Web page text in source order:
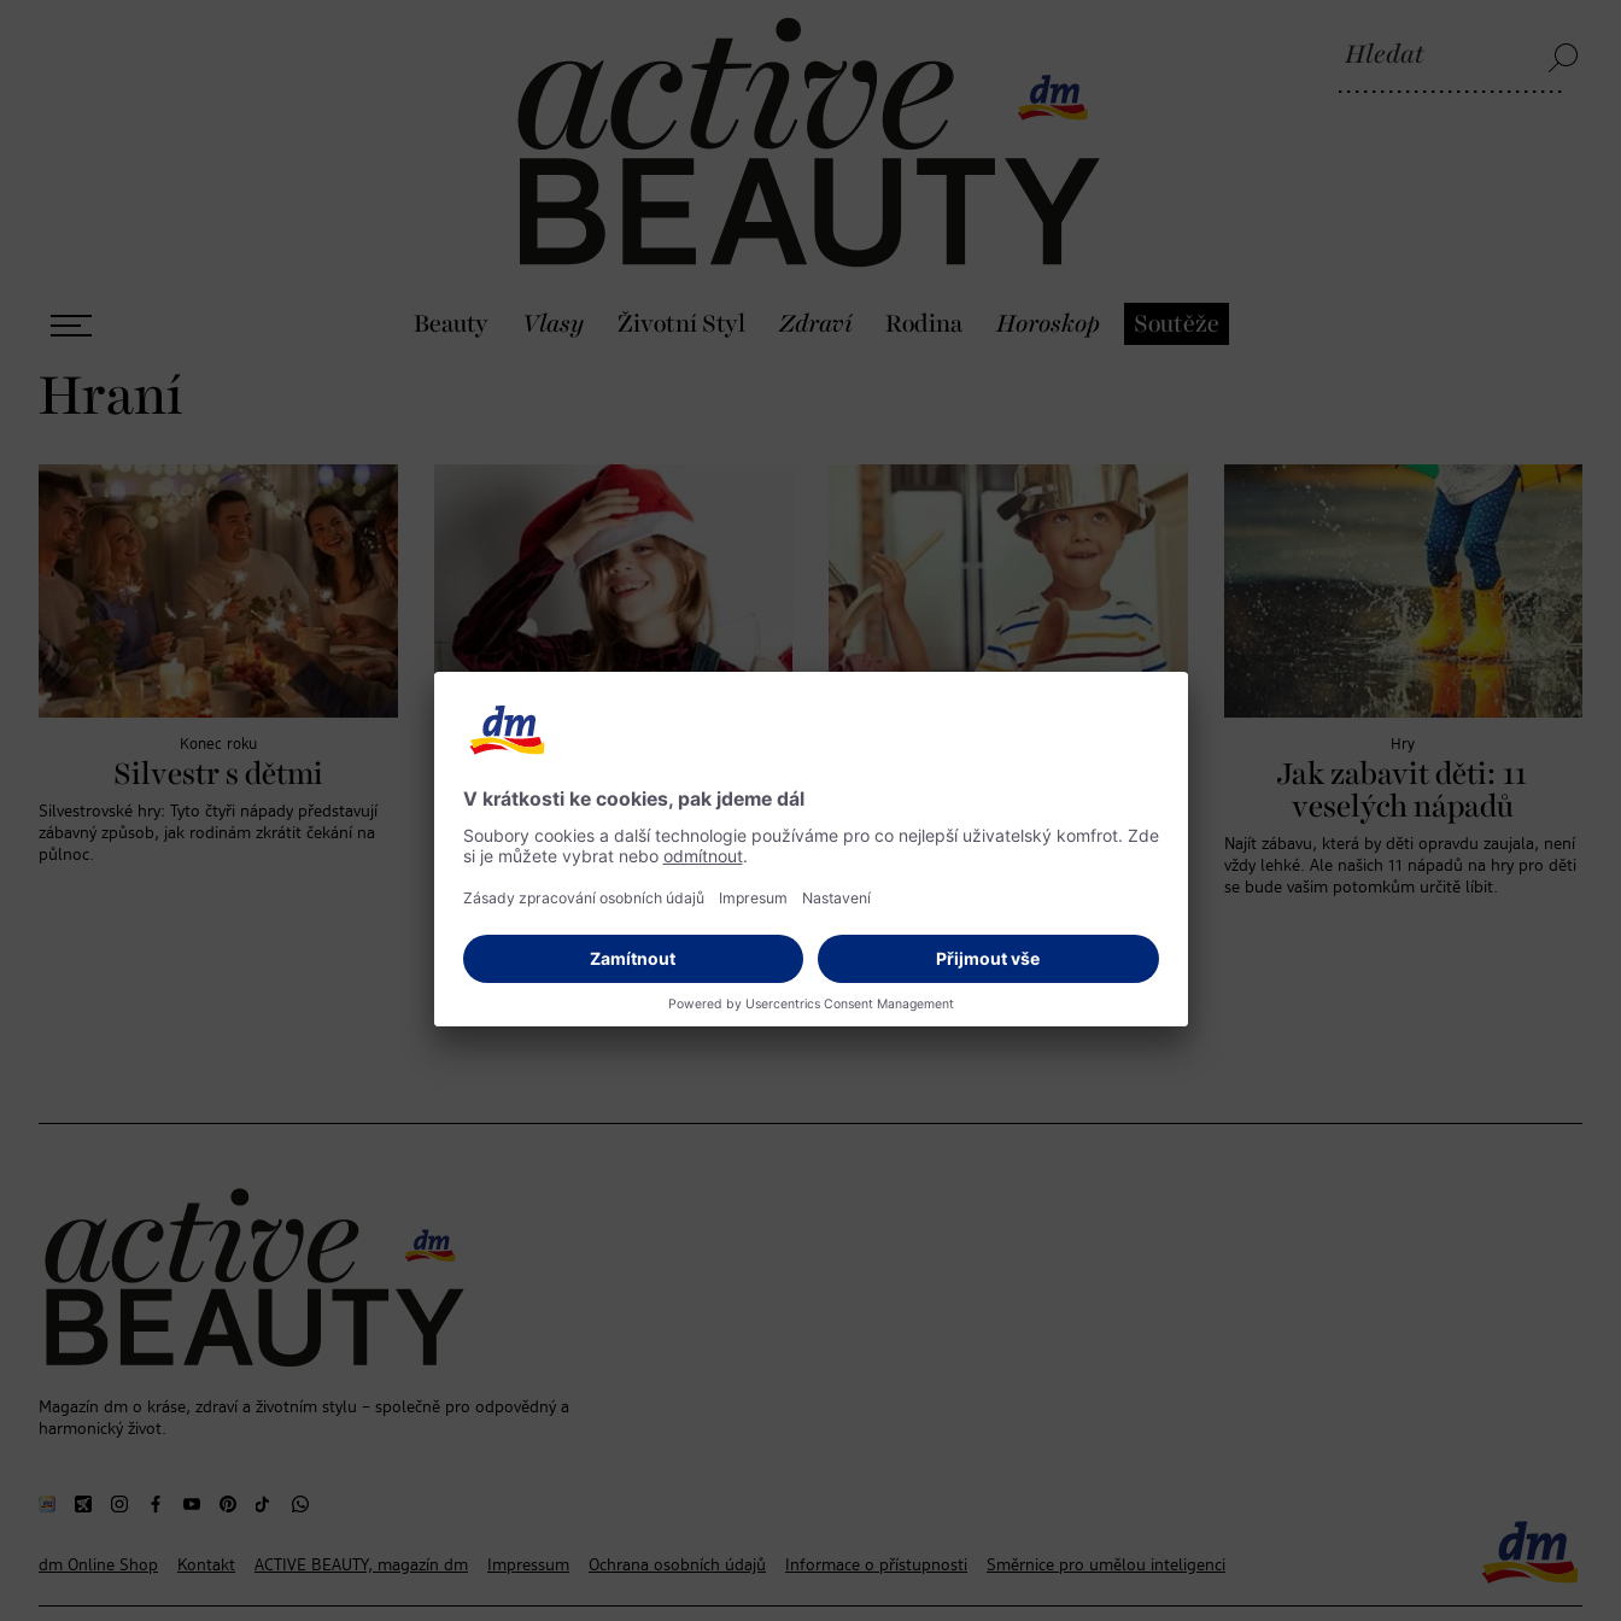
Beauty Vlasy Životní Styl Zdraví Rodina Horoskop Soutěže
Hraní
Konec roku
Silvestr s dětmi
Silvestrovské hry: Tyto čtyři nápady představují
zábavný způsob, jak rodinám zkrátit čekání na
půlnoc.
Jak dlouho zbývá do Vánoc?
Ježíška
Kdy konečně přijde Ježíšek? Tuto větu slyší rodiče
během adventu více než jednou. Čím více se blíží
Štědrý den, tím jsou děti netrpělivější. Máme pro
vás několik nápadů na hry, které vašim dětem
zkrátí čekání.
Více neznamená automaticky lépe – to platí v
bez hraček, je to vůbec možné?
Hry
Jak zabavit děti: 11
veselých nápadů
Najít zábavu, která by děti opravdu zaujala, není
vždy lehké. Ale našich 11 nápadů na hry pro děti
se bude vašim potomkům určitě líbit.
Magazín dm o kráse, zdraví a životním stylu – společně pro odpovědný a
harmonický život.
dm Online Shop Kontakt ACTIVE BEAUTY, magazín dm Impressum Ochrana osobních údajů Informace o přístupnosti Směrnice pro umělou inteligenci